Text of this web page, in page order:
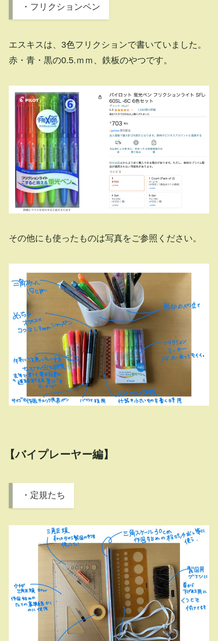
・フリクションペン
エスキスは、3色フリクションで書いていました。
赤・青・黒の0.5.ｍｍ、鉄板のやつです。
その他にも使ったものは写真をご参照ください。
【バイプレーヤー編】
・定規たち